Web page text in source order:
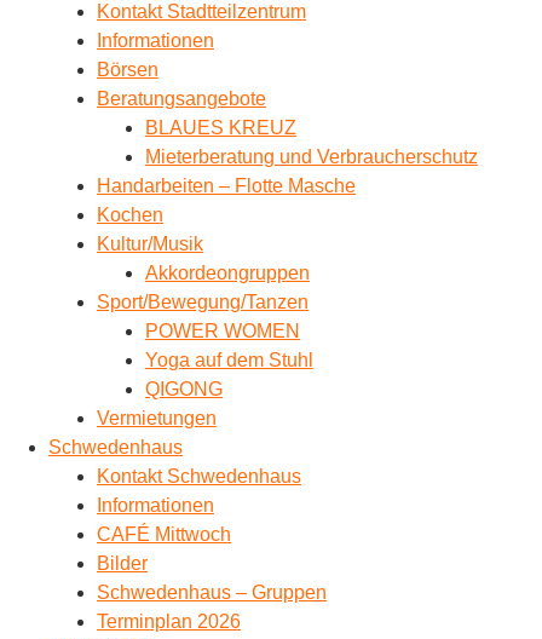
Kontakt Stadtteilzentrum
Informationen
Börsen
Beratungsangebote
BLAUES KREUZ
Mieterberatung und Verbraucherschutz
Handarbeiten – Flotte Masche
Kochen
Kultur/Musik
Akkordeongruppen
Sport/Bewegung/Tanzen
POWER WOMEN
Yoga auf dem Stuhl
QIGONG
Vermietungen
Schwedenhaus
Kontakt Schwedenhaus
Informationen
CAFÉ Mittwoch
Bilder
Schwedenhaus – Gruppen
Terminplan 2026